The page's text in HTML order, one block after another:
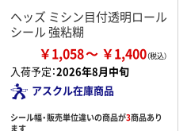
ヘッズ ミシン目付透明ロール
シール 強粘糊
￥1,058 ￥1,400
入荷予定：2026年8月中旬
アスクル在庫商品
シール幅・販売単位違いの商品が3商品あり
ます